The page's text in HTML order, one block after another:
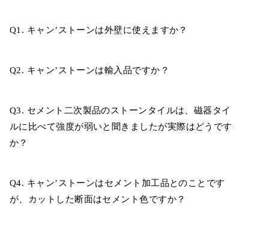
Q1. キャン’ストーンは外壁に使えますか？
Q2. キャン’ストーンは輸入品ですか？
Q3. セメント二次製品のストーンタイルは、磁器タイ
ルに比べて強度が弱いと聞きましたが実際はどうです
か？
Q4. キャン’ストーンはセメント加工品とのことです
が、カットした断面はセメント色ですか？